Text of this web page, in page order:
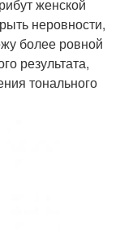
женской
неровности,
более ровной
результата,
тонального